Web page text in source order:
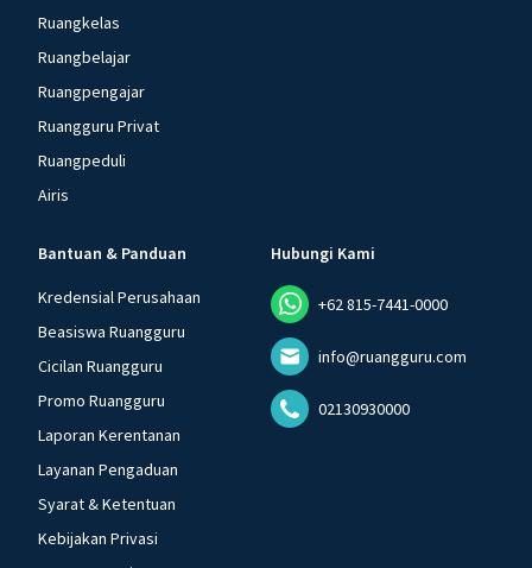
Ruangkelas
Ruangbelajar
Ruangpengajar
Ruangguru Privat
Ruangpeduli
Airis
Bantuan & Panduan
Kredensial Perusahaan
Beasiswa Ruangguru
Cicilan Ruangguru
Promo Ruangguru
Laporan Kerentanan
Layanan Pengaduan
Syarat & Ketentuan
Kebijakan Privasi
Hubungi Kami
+62 815-7441-0000
info@ruangguru.com
02130930000